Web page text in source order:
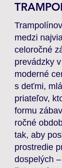
medzi
celoročné
prevádzky
moderné
s deťmi,
priateľov,
formu
ročné
tak, aby
prostredie
dospelých